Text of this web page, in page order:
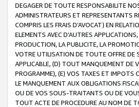
DEGAGER DE TOUTE RESPONSABILITE
ADMINISTRATEURS ET REPRESENTANTS
COMPRIS LES FRAIS D’AVOCAT) EN
ELEMENTS AVEC D’AUTRES
PRODUCTION, LA PUBLICITE, LA
VOTRE UTILISATION DE TOUTE OFFRE DE
APPLICABLE, (D) TOUT MANQUEMENT DE
PROGRAMME), (E) VOS TAXES ET IMPOTS
LE MANQUEMENT AUX OBLIGATIONS
OU DE VOS SOUS-TRAITANTS OU DE
TOUT ACTE DE PROCEDURE AU NOM DE